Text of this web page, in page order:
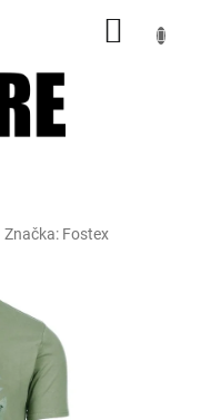
Značka: Fostex